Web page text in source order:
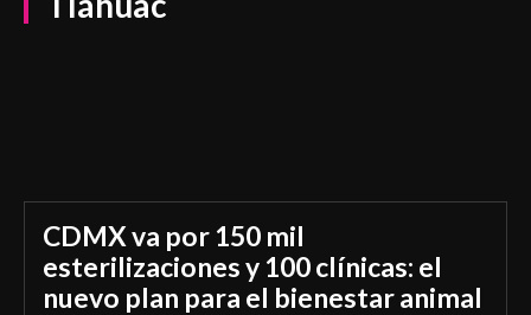
CDMX va por 150 mil
esterilizaciones y 100 clínicas: el
nuevo plan para el bienestar animal